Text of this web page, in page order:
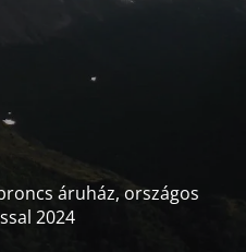
áruház, országos
2024